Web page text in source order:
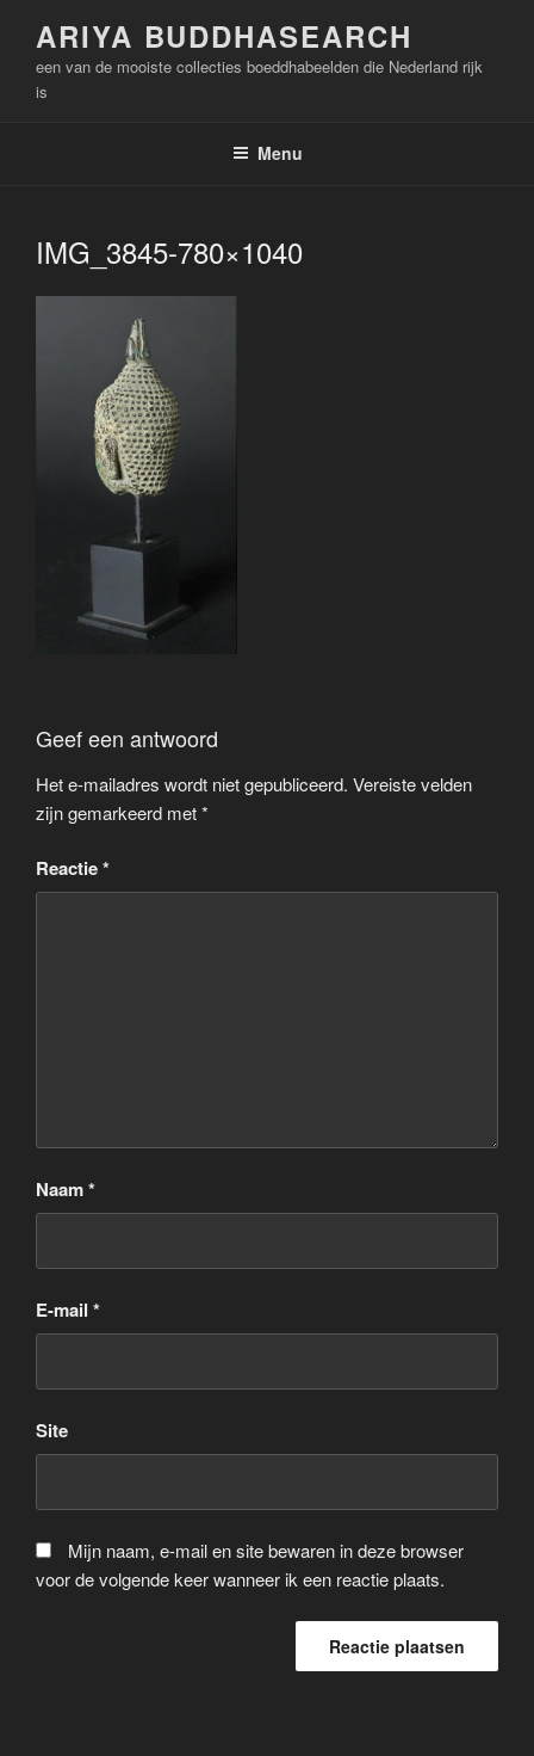
inhoud
springen
ARIYA BUDDHASEARCH
een van de mooiste collecties boeddhabeelden die Nederland rijk
is
Menu
IMG_3845-780×1040
Geef een antwoord
Het e-mailadres wordt niet gepubliceerd. Vereiste velden
zijn gemarkeerd met*
Reactie*
Naam*
E-mail *
Site
Mijn naam, e-mail en site bewaren in deze browser
voor de volgende keer wanneer ik een reactie plaats.